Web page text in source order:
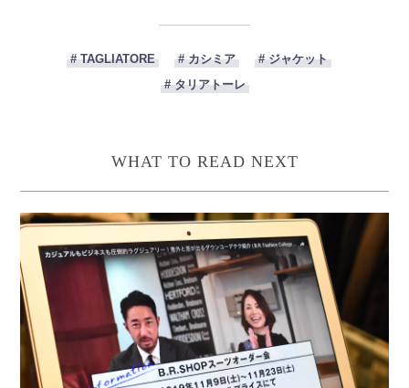
# TAGLIATORE # カシミア
# ジャケット
# タリアトーレ
WHAT TO READ NEXT